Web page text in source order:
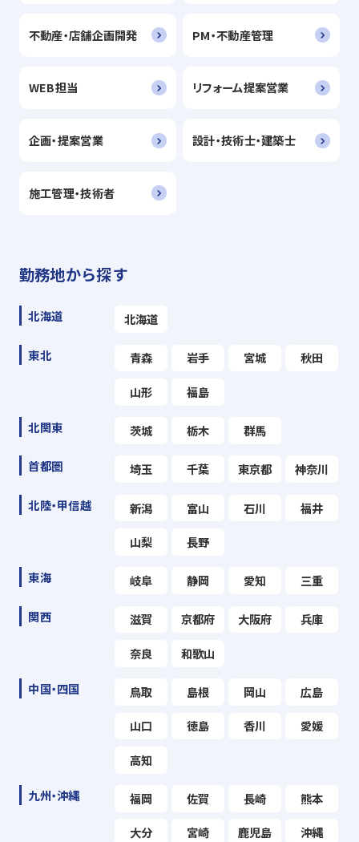
不動産・店舗企画開発 PM・不動産管理
WEB担当 リフォーム提案営業
企画・提案営業 設計・技術士・建築士
施工管理・技術者
勤務地から探す
北海道 北海道
東北 青森 岩手 宮城 秋田
山形 福島
北関東 茨城 栃木 群馬
首都圏 埼玉 千葉 東京都 神奈川
北陸・甲信越 新潟 富山 石川 福井
山梨 長野
東海 岐阜 静岡 愛知 三重
関西 滋賀 京都府 大阪府 兵庫
奈良 和歌山
中国・四国 鳥取 島根 岡山 広島
山口 徳島 香川 愛媛
高知
九州・沖縄 福岡 佐賀 長崎 熊本
大分 宮崎 鹿児島 沖縄